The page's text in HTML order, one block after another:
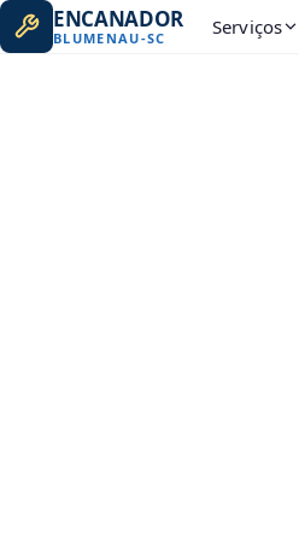
ENCANADOR
BLUMENAU-SC Serviços